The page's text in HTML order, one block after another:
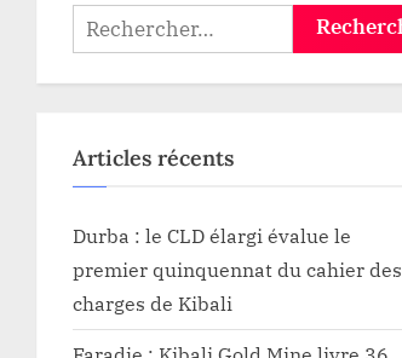
Rechercher :
Articles récents
Durba : le CLD élargi évalue le
premier quinquennat du cahier des
charges de Kibali